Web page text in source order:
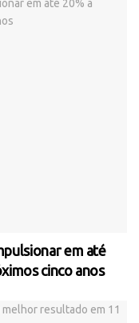
em até
cinco anos